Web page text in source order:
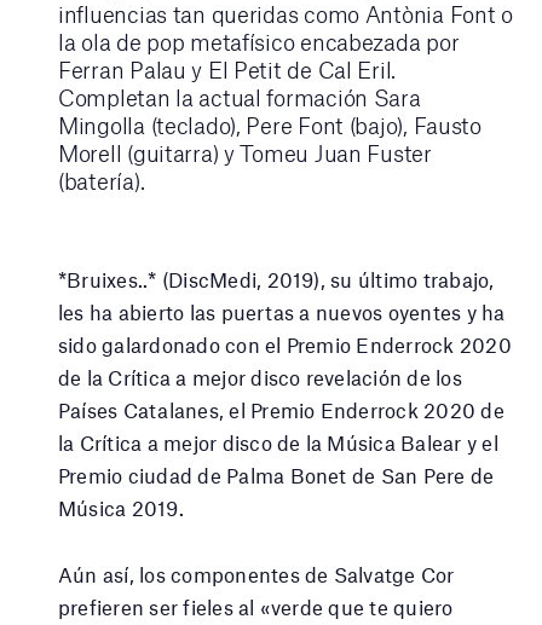
influencias tan queridas como Antònia Font o
la ola de pop metafísico encabezada por
Ferran Palau y El Petit de Cal Eril.
Completan la actual formación Sara
Mingolla (teclado), Pere Font (bajo), Fausto
Morell (guitarra) y Tomeu Juan Fuster
(batería).
*Bruixes..* (DiscMedi, 2019), su último trabajo,
les ha abierto las puertas a nuevos oyentes y ha
sido galardonado con el Premio Enderrock 2020
de la Crítica a mejor disco revelación de los
Países Catalanes, el Premio Enderrock 2020 de
la Crítica a mejor disco de la Música Balear y el
Premio ciudad de Palma Bonet de San Pere de
Música 2019.
Aún así, los componentes de Salvatge Cor
prefieren ser fieles al «verde que te quiero